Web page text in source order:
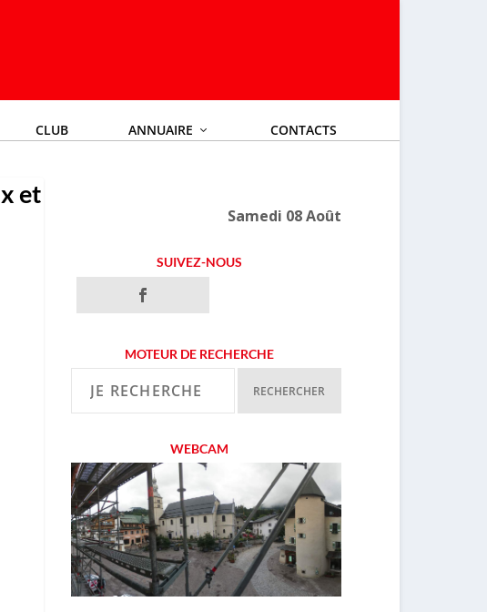
CLUB ANNUAIRE CONTACTS
et
Samedi 08 Août
SUIVEZ-NOUS
MOTEUR DE RECHERCHE
WEBCAM